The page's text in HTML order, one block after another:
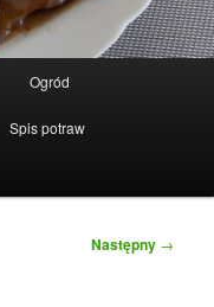
Ogród
Spis potraw
Następny →